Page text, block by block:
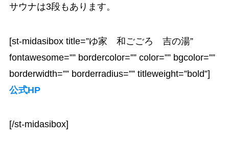
サウナは3段もあります。
[st-midasibox title=”ゆ家 和ごごろ 吉の湯”
fontawesome=”” bordercolor=”” color=”” bgcolor=””
borderwidth=”” borderradius=”” titleweight=”bold”]
公式HP
[/st-midasibox]